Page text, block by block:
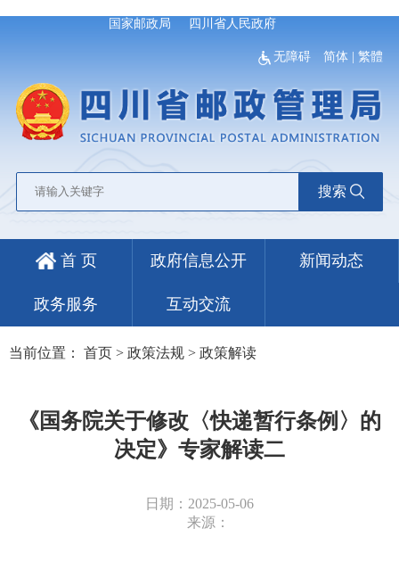
国家邮政局 四川省人民政府
无障碍 简体 |繁體
搜索
首 页 政府信息公开 新闻动态
政务服务 互动交流
当前位置： 首页 > 政策法规 > 政策解读
《国务院关于修改〈快递暂行条例〉的
决定》专家解读二
日期：2025-05-06
来源：